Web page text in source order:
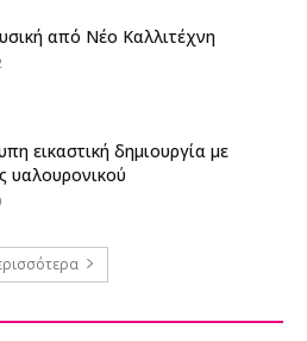
από Νέο Καλλιτέχνη
εικαστική δημιουργία με
υαλουρονικού